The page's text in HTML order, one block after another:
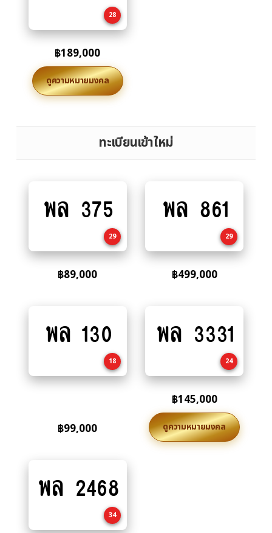
28
฿189,000
ดูความหมายมงคล
ทะเบียนเข้าใหม่
to
พล 375
29
฿89,000
to
พล 861
29
฿499,000
to
พล 130
18
฿99,000
to
พล 3331
24
฿145,000
ดูความหมายมงคล
to
พล 2468
34